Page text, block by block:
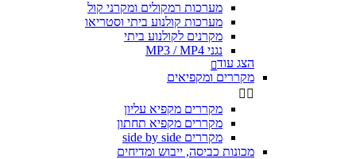
מערכות רמקולים ומקרני קול
מערכות קולנוע ביתי וסטריאו
מקרנים לקולנוע ביתי
נגני MP3 / MP4
הצג עוד
מקררים ומקפיאים
 
מקררים מקפיא עליון
מקררים מקפיא תחתון
מקררים side by side
מכונות כביסה, ייבוש ומדיחים